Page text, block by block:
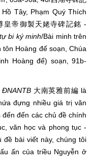
Tây, Phạm Quý Thích
皇帝御製天姥寺碑記銘 -
bi ký minh/Bài minh trên
Hoàng đế soạn, Chúa
Hoàng đế) soạn, 91b-
ĐNANTB 大南英雅前編 là
đựng nhiều giá trị văn
đến các chủ đề chính
văn học và phong tục -
đề bài viết này, chúng tôi
ấn của triều Nguyễn ở